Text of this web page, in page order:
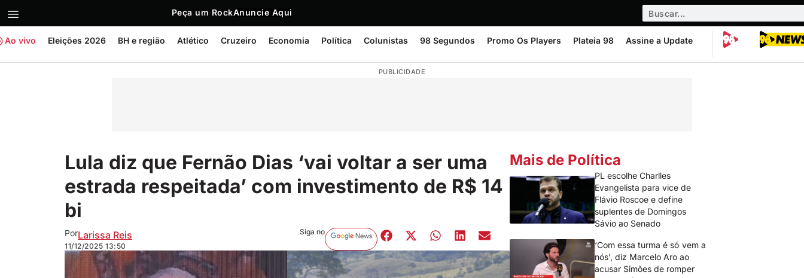
Peça um RockAnuncie Aqui
Ao vivo Eleições 2026 BH e região Atlético Cruzeiro Economia Política Colunistas 98 Segundos Promo Os Players Plateia 98 Assine a Update
PUBLICIDADE
Lula diz que Fernão Dias ‘vai voltar a ser uma
estrada respeitada’ com investimento de R$ 14
bi
PorLarissa Reis
11/12/2025 13:50
Siga no
Mais de Política
PL escolhe Charlles
Evangelista para vice de
Flávio Roscoe e define
suplentes de Domingos
Sávio ao Senado
‘Com essa turma é só vem a
nós’, diz Marcelo Aro ao
acusar Simões de romper